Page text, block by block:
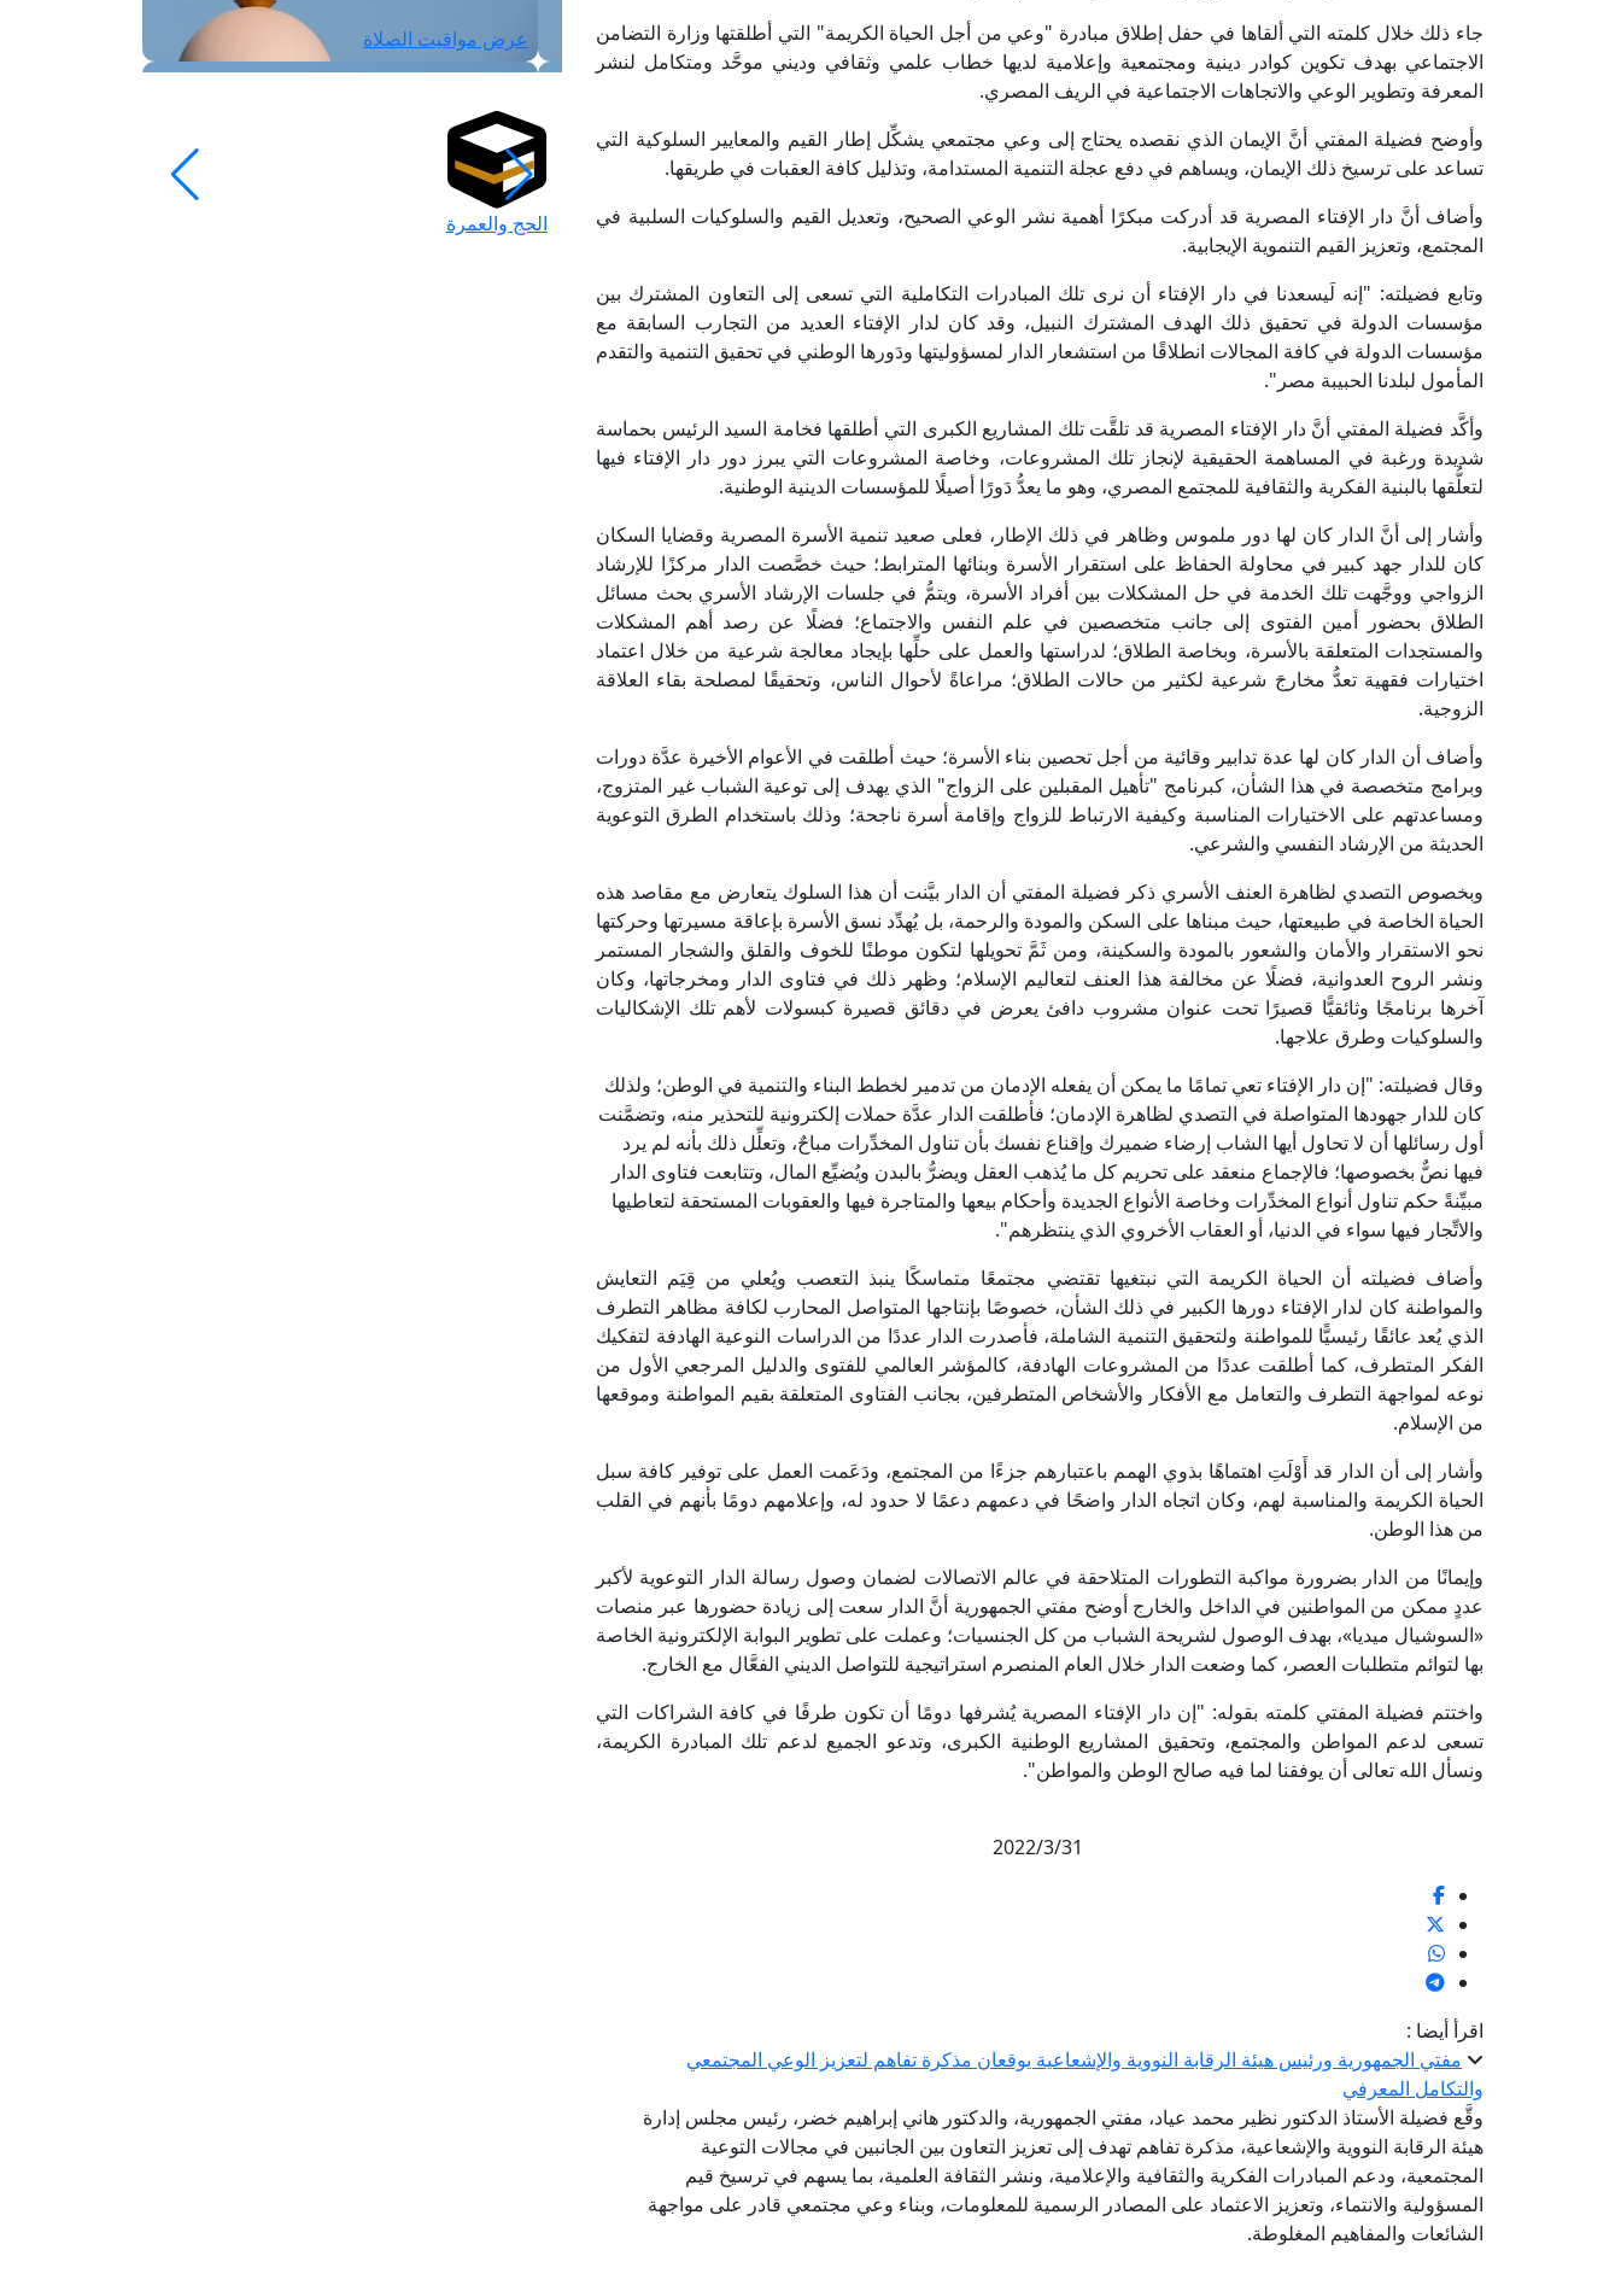
جاء ذلك خلال كلمته التي ألقاها في حفل إطلاق مبادرة "وعي من أجل الحياة الكريمة" التي أطلقتها وزارة التضامن
الاجتماعي بهدف تكوين كوادر دينية ومجتمعية وإعلامية لديها خطاب علمي وثقافي وديني موحَّد ومتكامل لنشر
المعرفة وتطوير الوعي والاتجاهات الاجتماعية في الريف المصري.
وأوضح فضيلة المفتي أنَّ الإيمان الذي نقصده يحتاج إلى وعي مجتمعي يشكِّل إطار القيم والمعايير السلوكية التي
تساعد على ترسيخ ذلك الإيمان، ويساهم في دفع عجلة التنمية المستدامة، وتذليل كافة العقبات في طريقها.
وأضاف أنَّ دار الإفتاء المصرية قد أدركت مبكرًا أهمية نشر الوعي الصحيح، وتعديل القيم والسلوكيات السلبية في
المجتمع، وتعزيز القيم التنموية الإيجابية.
وتابع فضيلته: "إنه لَيسعدنا في دار الإفتاء أن نرى تلك المبادرات التكاملية التي تسعى إلى التعاون المشترك بين
مؤسسات الدولة في تحقيق ذلك الهدف المشترك النبيل، وقد كان لدار الإفتاء العديد من التجارب السابقة مع
مؤسسات الدولة في كافة المجالات انطلاقًا من استشعار الدار لمسؤوليتها ودَورها الوطني في تحقيق التنمية والتقدم
المأمول لبلدنا الحبيبة مصر".
وأكَّد فضيلة المفتي أنَّ دار الإفتاء المصرية قد تلقَّت تلك المشاريع الكبرى التي أطلقها فخامة السيد الرئيس بحماسة
شديدة ورغبة في المساهمة الحقيقية لإنجاز تلك المشروعات، وخاصة المشروعات التي يبرز دور دار الإفتاء فيها
لتعلُّقها بالبنية الفكرية والثقافية للمجتمع المصري، وهو ما يعدُّ دَورًا أصيلًا للمؤسسات الدينية الوطنية.
وأشار إلى أنَّ الدار كان لها دور ملموس وظاهر في ذلك الإطار، فعلى صعيد تنمية الأسرة المصرية وقضايا السكان
كان للدار جهد كبير في محاولة الحفاظ على استقرار الأسرة وبنائها المترابط؛ حيث خصَّصت الدار مركزًا للإرشاد
الزواجي ووجَّهت تلك الخدمة في حل المشكلات بين أفراد الأسرة، ويتمُّ في جلسات الإرشاد الأسري بحث مسائل
الطلاق بحضور أمين الفتوى إلى جانب متخصصين في علم النفس والاجتماع؛ فضلًا عن رصد أهم المشكلات
والمستجدات المتعلقة بالأسرة، وبخاصة الطلاق؛ لدراستها والعمل على حلِّها بإيجاد معالجة شرعية من خلال اعتماد
اختيارات فقهية تعدُّ مخارجَ شرعية لكثير من حالات الطلاق؛ مراعاةً لأحوال الناس، وتحقيقًا لمصلحة بقاء العلاقة
الزوجية.
وأضاف أن الدار كان لها عدة تدابير وقائية من أجل تحصين بناء الأسرة؛ حيث أطلقت في الأعوام الأخيرة عدَّة دورات
وبرامج متخصصة في هذا الشأن، كبرنامج "تأهيل المقبلين على الزواج" الذي يهدف إلى توعية الشباب غير المتزوج،
ومساعدتهم على الاختيارات المناسبة وكيفية الارتباط للزواج وإقامة أسرة ناجحة؛ وذلك باستخدام الطرق التوعوية
الحديثة من الإرشاد النفسي والشرعي.
وبخصوص التصدي لظاهرة العنف الأسري ذكر فضيلة المفتي أن الدار بيَّنت أن هذا السلوك يتعارض مع مقاصد هذه
الحياة الخاصة في طبيعتها، حيث مبناها على السكن والمودة والرحمة، بل يُهدِّد نسق الأسرة بإعاقة مسيرتها وحركتها
نحو الاستقرار والأمان والشعور بالمودة والسكينة، ومن ثَمَّ تحويلها لتكون موطنًا للخوف والقلق والشجار المستمر
ونشر الروح العدوانية، فضلًا عن مخالفة هذا العنف لتعاليم الإسلام؛ وظهر ذلك في فتاوى الدار ومخرجاتها، وكان
آخرها برنامجًا وثائقيًّا قصيرًا تحت عنوان مشروب دافئ يعرض في دقائق قصيرة كبسولات لأهم تلك الإشكاليات
والسلوكيات وطرق علاجها.
وقال فضيلته: "إن دار الإفتاء تعي تمامًا ما يمكن أن يفعله الإدمان من تدمير لخطط البناء والتنمية في الوطن؛ ولذلك
كان للدار جهودها المتواصلة في التصدي لظاهرة الإدمان؛ فأطلقت الدار عدَّة حملات إلكترونية للتحذير منه، وتضمَّنت
أول رسائلها أن لا تحاول أيها الشاب إرضاء ضميرك وإقناع نفسك بأن تناول المخدِّرات مباحٌ، وتعلِّل ذلك بأنه لم يرد
فيها نصٌّ بخصوصها؛ فالإجماع منعقد على تحريم كل ما يُذهب العقل ويضرُّ بالبدن ويُضيِّع المال، وتتابعت فتاوى الدار
مبيِّنةً حكم تناول أنواع المخدِّرات وخاصة الأنواع الجديدة وأحكام بيعها والمتاجرة فيها والعقوبات المستحقة لتعاطيها
والاتِّجار فيها سواء في الدنيا، أو العقاب الأخروي الذي ينتظرهم".
وأضاف فضيلته أن الحياة الكريمة التي نبتغيها تقتضي مجتمعًا متماسكًا ينبذ التعصب ويُعلي من قِيَم التعايش
والمواطنة كان لدار الإفتاء دورها الكبير في ذلك الشأن، خصوصًا بإنتاجها المتواصل المحارب لكافة مظاهر التطرف
الذي يُعد عائقًا رئيسيًّا للمواطنة ولتحقيق التنمية الشاملة، فأصدرت الدار عددًا من الدراسات النوعية الهادفة لتفكيك
الفكر المتطرف، كما أطلقت عددًا من المشروعات الهادفة، كالمؤشر العالمي للفتوى والدليل المرجعي الأول من
نوعه لمواجهة التطرف والتعامل مع الأفكار والأشخاص المتطرفين، بجانب الفتاوى المتعلقة بقيم المواطنة وموقعها
من الإسلام.
وأشار إلى أن الدار قد أَوْلَتِ اهتماهًا بذوي الهمم باعتبارهم جزءًا من المجتمع، ودَعَمت العمل على توفير كافة سبل
الحياة الكريمة والمناسبة لهم، وكان اتجاه الدار واضحًا في دعمهم دعمًا لا حدود له، وإعلامهم دومًا بأنهم في القلب
من هذا الوطن.
وإيمانًا من الدار بضرورة مواكبة التطورات المتلاحقة في عالم الاتصالات لضمان وصول رسالة الدار التوعوية لأكبر
عددٍ ممكن من المواطنين في الداخل والخارج أوضح مفتي الجمهورية أنَّ الدار سعت إلى زيادة حضورها عبر منصات
«السوشيال ميديا»، بهدف الوصول لشريحة الشباب من كل الجنسيات؛ وعملت على تطوير البوابة الإلكترونية الخاصة
بها لتوائم متطلبات العصر، كما وضعت الدار خلال العام المنصرم استراتيجية للتواصل الديني الفعَّال مع الخارج.
واختتم فضيلة المفتي كلمته بقوله: "إن دار الإفتاء المصرية يُشرفها دومًا أن تكون طرفًا في كافة الشراكات التي
تسعى لدعم المواطن والمجتمع، وتحقيق المشاريع الوطنية الكبرى، وتدعو الجميع لدعم تلك المبادرة الكريمة،
ونسأل الله تعالى أن يوفقنا لما فيه صالح الوطن والمواطن".
اقرأ أيضا :
مفتي الجمهورية ورئيس هيئة الرقابة النووية والإشعاعية يوقعان مذكرة تفاهم لتعزيز الوعي المجتمعي
والتكامل المعرفي
وقَّع فضيلة الأستاذ الدكتور نظير محمد عياد، مفتي الجمهورية، والدكتور هاني إبراهيم خضر، رئيس مجلس إدارة
هيئة الرقابة النووية والإشعاعية، مذكرة تفاهم تهدف إلى تعزيز التعاون بين الجانبين في مجالات التوعية
المجتمعية، ودعم المبادرات الفكرية والثقافية والإعلامية، ونشر الثقافة العلمية، بما يسهم في ترسيخ قيم
المسؤولية والانتماء، وتعزيز الاعتماد على المصادر الرسمية للمعلومات، وبناء وعي مجتمعي قادر على مواجهة
الشائعات والمفاهيم المغلوطة.
عرض مواقيت الصلاة
الحج والعمرة